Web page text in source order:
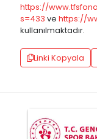
https://
s=433 ve https://
kullanılmaktadır.
Linki Kopyala